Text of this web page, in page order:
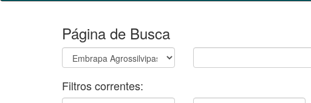
Página de Busca
Filtros correntes: